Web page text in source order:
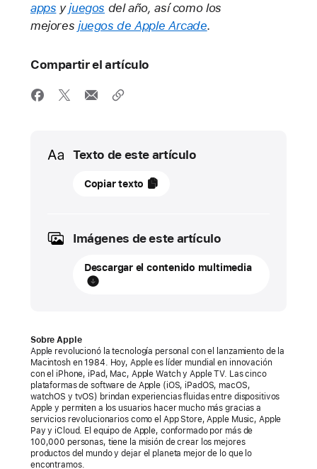
apps yjuegos del año, así como los
mejores juegos de Apple Arcade.
Compartir el artículo
Media
Texto de este artículo
28
de
COMUNICADO
Los
premios
App
Store
Awards
distinguen
a
los
Copiar texto
Imágenes de este artículo
Descargar el contenido multimedia
Sobre Apple
Apple revolucionó la tecnología personal con el lanzamiento de la
Macintosh en 1984. Hoy, Apple es líder mundial en innovación
con el iPhone, iPad, Mac, Apple Watch y Apple TV. Las cinco
plataformas de software de Apple (iOS, iPadOS, macOS,
watchOS y tvOS) brindan experiencias fluidas entre dispositivos
Apple y permiten a los usuarios hacer mucho más gracias a
servicios revolucionarios como el App Store, Apple Music, Apple
Pay y iCloud. El equipo de Apple, conformado por más de
100,000 personas, tiene la misión de crear los mejores
productos del mundo y dejar el planeta mejor de lo que lo
encontramos.